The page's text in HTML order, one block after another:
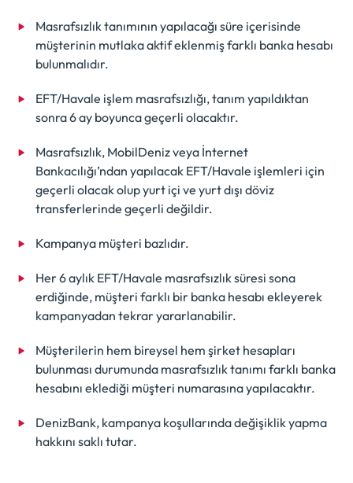
Masrafsızlık tanımının yapılacağı süre içerisinde
müşterinin mutlaka aktif eklenmiş farklı banka hesabı
bulunmalıdır.
EFT/Havale işlem masrafsızlığı, tanım yapıldıktan
sonra 6 ay boyunca geçerli olacaktır.
Masrafsızlık, MobilDeniz veya İnternet
Bankacılığı’ndan yapılacak EFT/Havale işlemleri için
geçerli olacak olup yurt içi ve yurt dışı döviz
transferlerinde geçerli değildir.
Kampanya müşteri bazlıdır.
Her 6 aylık EFT/Havale masrafsızlık süresi sona
erdiğinde, müşteri farklı bir banka hesabı ekleyerek
kampanyadan tekrar yararlanabilir.
Müşterilerin hem bireysel hem şirket hesapları
bulunması durumunda masrafsızlık tanımı farklı banka
hesabını eklediği müşteri numarasına yapılacaktır.
DenizBank, kampanya koşullarında değişiklik yapma
hakkını saklı tutar.